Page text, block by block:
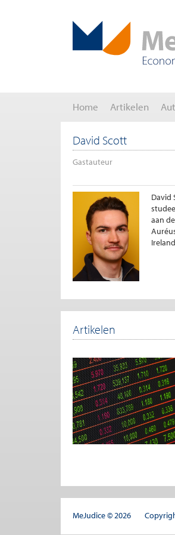
Home Artikelen
David Scott
Gastauteur
David
aan
Artikelen
MeJudice © 2026